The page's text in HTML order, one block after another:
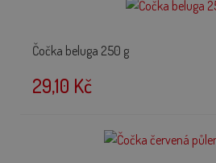
Čočka beluga 250 g
29,10 Kč